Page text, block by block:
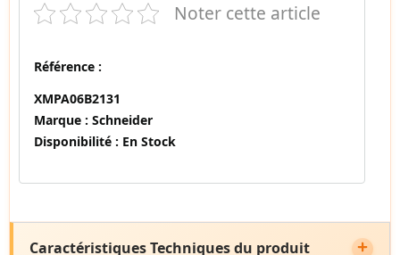
Noter cette article
Référence :
XMPA06B2131
Marque : Schneider
Disponibilité : En Stock
Caractéristiques Techniques du produit